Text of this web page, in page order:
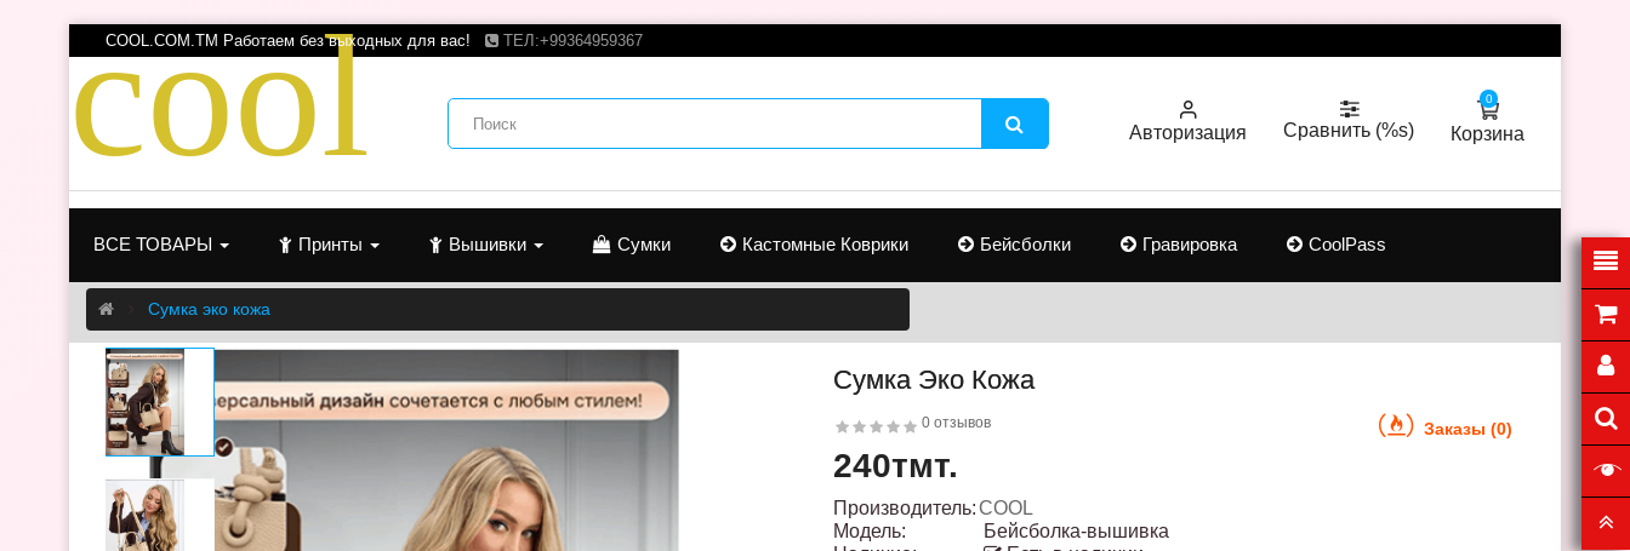
cool
COOL.COM.TM Работаем без выходных для вас! ТЕЛ:+99364959367
Авторизация Сравнить (%s) Корзина
0
ВСЕ ТОВАРЫ Принты Вышивки Сумки Кастомные Коврики Бейсболки Гравировка CoolPass
Сумка эко кожа
Сумка Эко Кожа
0 отзывов Заказы (0)
240тмт.
Производитель:COOL
Модель:
Бейсболка-вышивка